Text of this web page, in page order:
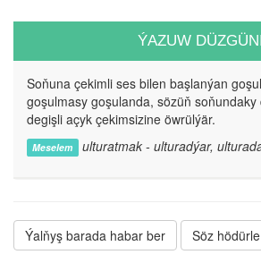
ÝAZUW
Soňuna çekimli ses bilen başlanýan
goşulmasy goşulanda, sözüň soňundaky
degişli açyk çekimsizine öwrülýär.
Meselem ulturatmak - ulturadýar,
Ýalňyş barada habar ber Söz hödürle